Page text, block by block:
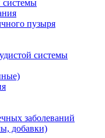
системы
пузыря
системы
заболеваний
добавки)